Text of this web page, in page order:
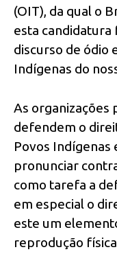
(OIT), da qual o
esta candidatura
discurso de ódio
Indígenas do
As organizações
defendem o
Povos Indígenas
pronunciar
como tarefa a
em especial o
este um
reprodução